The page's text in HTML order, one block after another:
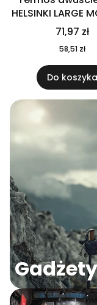
HELSINKI LARGE
04
71,97 zł
58,51 zł
Do koszyka